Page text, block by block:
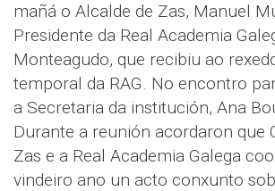
mañá o Alcalde de Zas, Manuel
Presidente da Real Academia
Monteagudo, que recibiu ao
temporal da RAG. No encontro
a Secretaria da institución, Ana
Durante a reunión acordaron que
Zas e a Real Academia Galega
vindeiro ano un acto conxunto